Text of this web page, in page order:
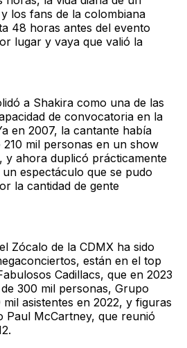
los fans de la colombiana
48 horas antes del evento
lugar y vaya que valió la
a Shakira como una de las
de convocatoria en la
en 2007, la cantante había
mil personas en un show
y ahora duplicó prácticamente
espectáculo que se pudo
la cantidad de gente
Zócalo de la CDMX ha sido
están en el top
Cadillacs, que en 2023
300 mil personas, Grupo
asistentes en 2022, y figuras
Paul McCartney, que reunió